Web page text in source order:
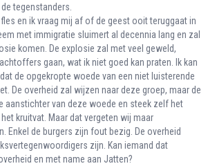
tegenstanders.
en ik vraag mij af of de geest ooit teruggaat in
met immigratie sluimert al decennia lang en zal
komen. De explosie zal met veel geweld,
gaan, wat ik niet goed kan praten. Ik kan
de opgekropte woede van een niet luisterende
De overheid zal wijzen naar deze groep, maar de
aanstichter van deze woede en steek zelf het
kruitvat. Maar dat vergeten wij maar
Enkel de burgers zijn fout bezig. De overheid
zijn. Kan iemand dat
en met name aan Jatten?